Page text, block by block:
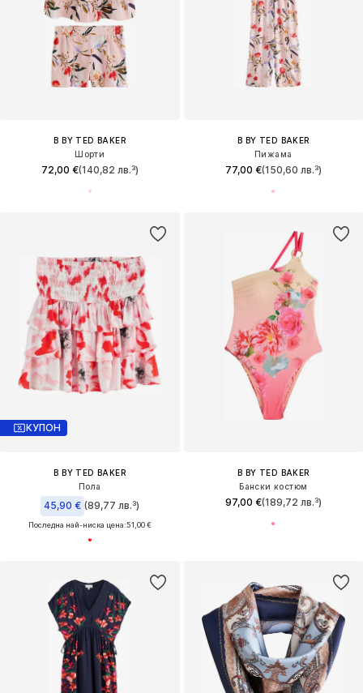
B BY TED BAKER
Шорти
72,00 €(140,82 лв.³)
B BY TED BAKER
Пижама
77,00 €(150,60 лв.³)
КУПОН
B BY TED BAKER
Пола
45,90 € (89,77 лв.³)
Последна най-ниска цена:51,00 €
B BY TED BAKER
Бански костюм
97,00 €(189,72 лв.³)